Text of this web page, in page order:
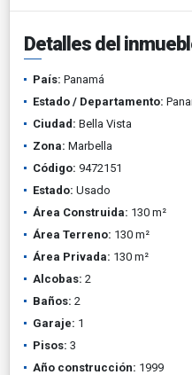
Detalles del
País: Panamá
Estado / Departamento:
Ciudad: Bella Vista
Zona: Marbella
Código: 9472151
Estado: Usado
Área Construida: 130 m²
Área Terreno: 130 m²
Área Privada: 130 m²
Alcobas: 2
Baños: 2
Garaje: 1
Pisos: 3
Año construcción: 1999